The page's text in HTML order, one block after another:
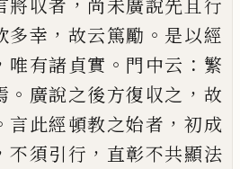
將収者
尚未廣說先且行
多幸 ， 故云篤勵 。 是以經
唯有諸貞實 。 門中云 ： 繁
。 廣說之後方復収之 ， 故
言此經頓教之始者 ，初成
不須引行 ， 直彰不共顯法